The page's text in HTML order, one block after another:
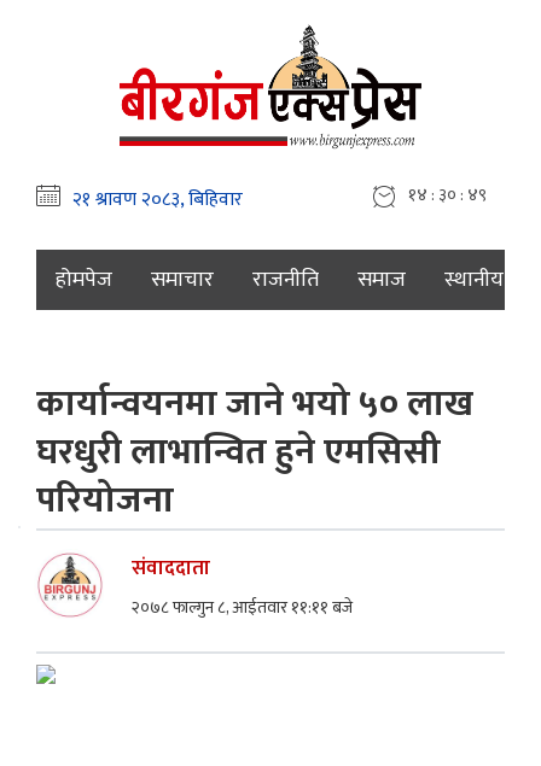
१४ : ३० : ५०
होमपेज समाचार राजनीति समाज स्थानीय
कार्यान्वयनमा जाने भयो ५० लाख
घरधुरी लाभान्वित हुने एमसिसी
परियोजना
संवाददाता
२०७८ फाल्गुन ८, आईतवार ११:११ बजे